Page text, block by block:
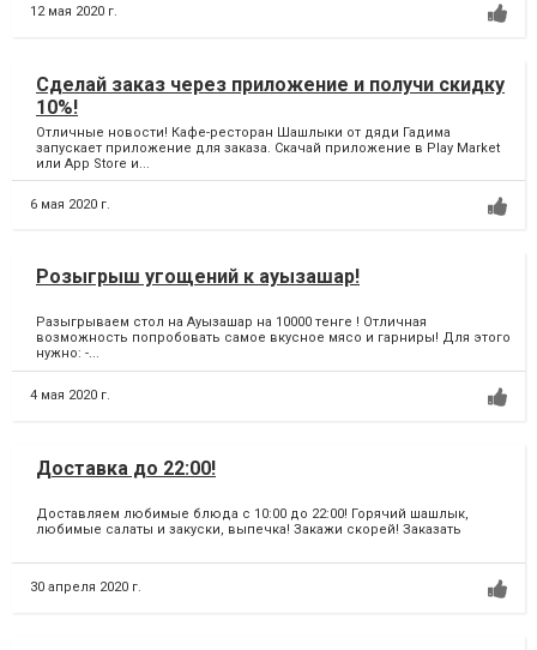
12 мая 2020 г.
Сделай заказ через приложение и получи скидку
10%!
Отличные новости! Кафе-ресторан Шашлыки от дяди Гадима
запускает приложение для заказа. Скачай приложение в Play Market
или App Store и...
6 мая 2020 г.
Розыгрыш угощений к ауызашар!
Разыгрываем стол на Ауызашар на 10000 тенге ! Отличная
возможность попробовать самое вкусное мясо и гарниры! Для этого
нужно: -...
4 мая 2020 г.
Доставка до 22:00!
Доставляем любимые блюда с 10:00 до 22:00! Горячий шашлык,
любимые салаты и закуски, выпечка! Закажи скорей! Заказать
30 апреля 2020 г.